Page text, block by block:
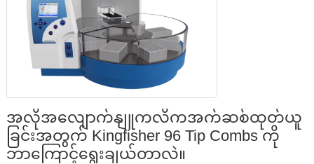
အလိုအလျောက်နျူကလိကအက်ဆစ်ထုတ်ယူ
ခြင်းအတွက် Kingfisher 96 Tip Combs ကို
ဘာကြောင့်ရွေးချယ်တာလဲ။